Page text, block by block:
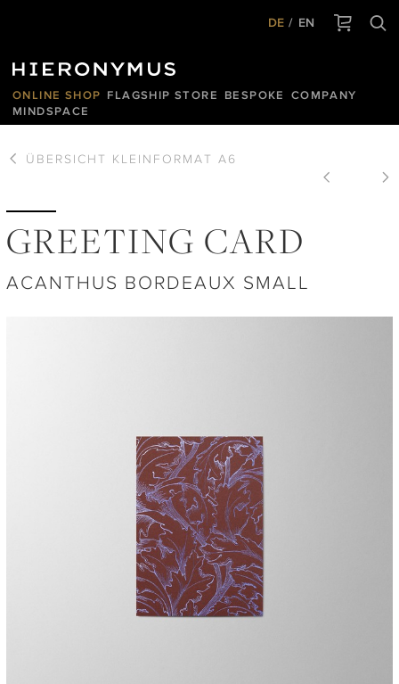
DE EN
ONLINE SHOP FLAGSHIP STORE BESPOKE
COMPANY
MINDSPACE
ÜBERSICHT KLEINFORMAT A6
GREETING CARD
ACANTHUS BORDEAUX SMALL